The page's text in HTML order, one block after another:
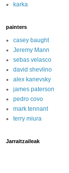
karka
painters
casey baught
Jeremy Mann
sebas velasco
david shevlino
alex kanevsky
james paterson
pedro covo
mark tennant
terry miura
Jarraitzaileak